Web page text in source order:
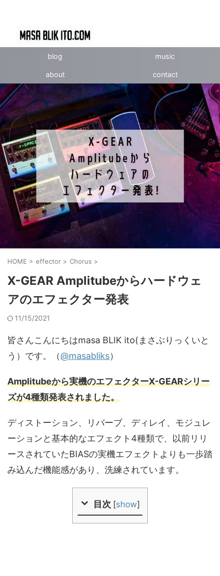
blog music
about contact
HOME > effector > Chorus >
X-GEAR Amplitubeからハードウェ
アのエフェクター発表
11/15/2021
皆さんこんにちはmasa BLIK ito(まさぶりっくいと
う）です。（@masabliks）
Amplitubeから実機のエフェクターX-GEARシリー
ズが4種類発表されました。
ディストーション、リバーブ、ディレイ、モジュレ
ーションと基本的なエフェクト4種類で、以前リリ
ースされていたBIASの実機エフェクトよりも一歩踏
み込んだ機能感があり、洗練されています。
目次 [show]